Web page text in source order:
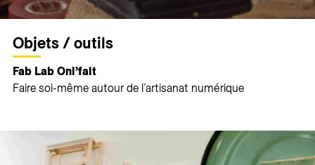
Objets / outils
Fab Lab Onl’fait
Faire soi-même autour de l’artisanat numérique